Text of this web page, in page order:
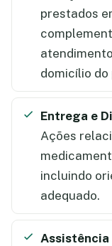
prestados
domicílio do
Entrega e
Ações
incluindo
adequado.